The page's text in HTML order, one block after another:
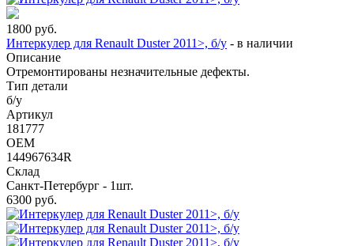
1800 руб.
Интеркулер для Renault Duster 2011>, б/у - в наличии
Описание
Отремонтированы незначительные дефекты.
Тип детали
б/у
Артикул
181777
OEM
144967634R
Склад
Санкт-Петербург - 1шт.
6300 руб.